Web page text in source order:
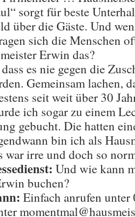
sorgt für beste
über die Gäste. Und
sich die Menschen
Erwin das?
es nie gegen die
Gemeinsam lachen,
seit weit über 30
ich sogar zu einem
gebucht. Die hatten
bin ich als
war irre und doch so
Und wie kann
buchen?
Einfach anrufen